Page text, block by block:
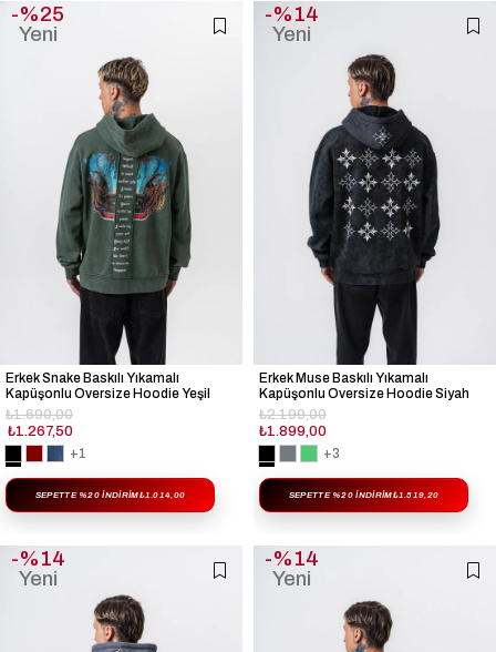
Erkek Snake Baskılı Yıkamalı
Kapüşonlu Oversize Hoodie Yeşil
₺1.267,50
₺1.690,00
+1
SEPETTE %20 İNDIRIM₺1.014,00
%25
Yeni
Erkek Muse Baskılı Yıkamalı
Kapüşonlu Oversize Hoodie Siyah
₺1.899,00
₺2.199,00
+3
SEPETTE %20 İNDIRIM₺1.519,20
%14
Yeni
%14
Yeni
%14
Yeni